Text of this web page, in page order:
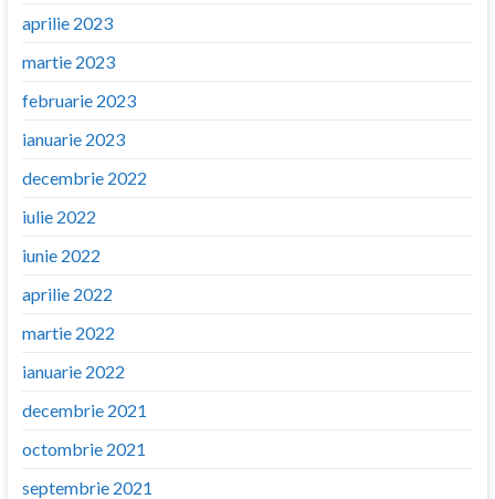
aprilie 2023
martie 2023
februarie 2023
ianuarie 2023
decembrie 2022
iulie 2022
iunie 2022
aprilie 2022
martie 2022
ianuarie 2022
decembrie 2021
octombrie 2021
septembrie 2021